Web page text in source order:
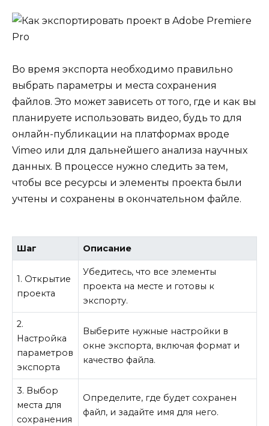
Во время экспорта необходимо правильно
выбрать параметры и места сохранения
файлов. Это может зависеть от того, где и как вы
планируете использовать видео, будь то для
онлайн-публикации на платформах вроде
Vimeo или для дальнейшего анализа научных
данных. В процессе нужно следить за тем,
чтобы все ресурсы и элементы проекта были
учтены и сохранены в окончательном файле.
Шаг Описание
1. Открытие
проекта
Убедитесь, что все элементы
проекта на месте и готовы к
экспорту.
2.
Настройка
параметров
экспорта
Выберите нужные настройки в
окне экспорта, включая формат и
качество файла.
3. Выбор
места для
сохранения
Определите, где будет сохранен
файл, и задайте имя для него.